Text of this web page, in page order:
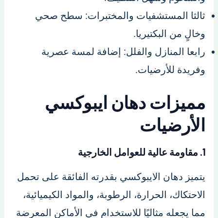
ثالثا المستشفيات والمختبرات: سطح صحي
وخالٍ من البكتيريا.
رابعا المنازل والفلل: إضافة لمسة عصرية
وفريدة للأرضيات.
مميزات دهان ايبوكسي
الأرضيات
1. مقاومة عالية للعوامل الخارجية
يتميز دهان الايبوكسي بقدرته الفائقة على تحمل
الاحتكاك، الحرارة، الرطوبة، والمواد الكيميائية،
مما يجعله مثاليًا للاستخدام في الأماكن المعرضة